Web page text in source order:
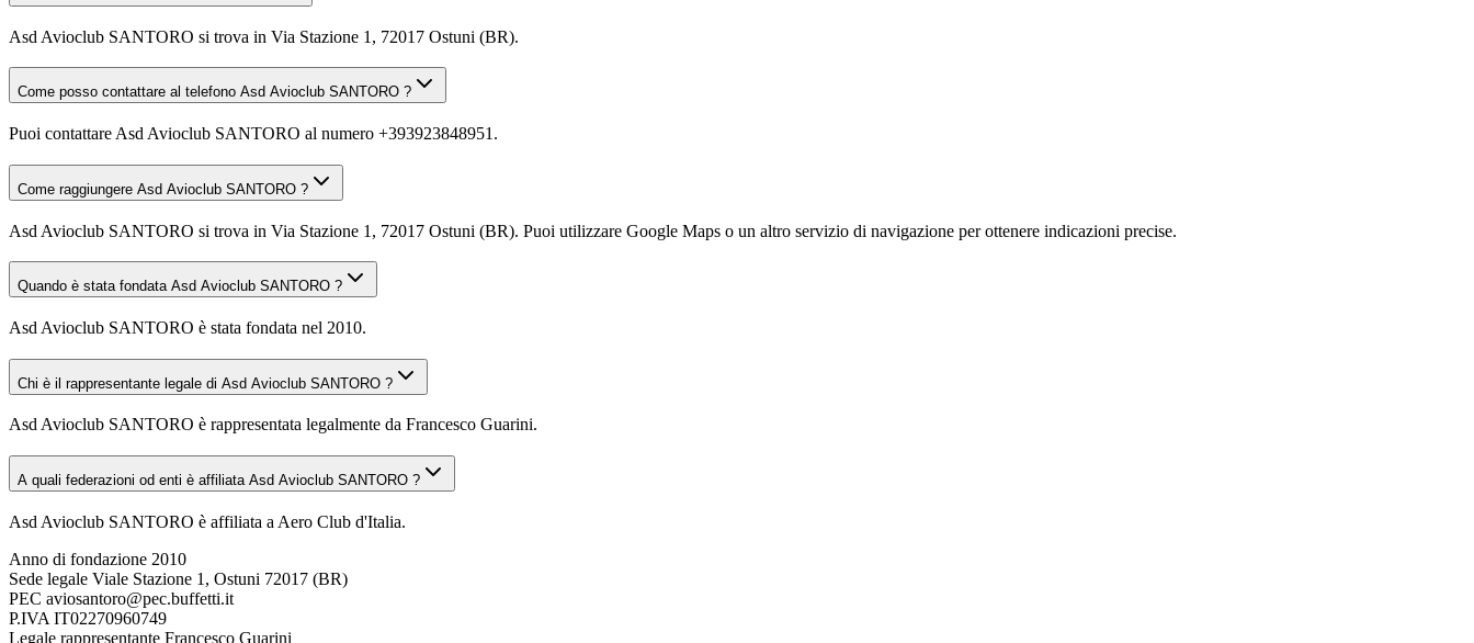
Asd Avioclub SANTORO si trova in Via Stazione 1, 72017 Ostuni (BR).
Come posso contattare al telefono Asd Avioclub SANTORO ?
Puoi contattare Asd Avioclub SANTORO al numero +393923848951.
Come raggiungere Asd Avioclub SANTORO ?
Asd Avioclub SANTORO si trova in Via Stazione 1, 72017 Ostuni (BR). Puoi utilizzare Google Maps o un altro servizio di navigazione per ottenere indicazioni precise.
Quando è stata fondata Asd Avioclub SANTORO ?
Asd Avioclub SANTORO è stata fondata nel 2010.
Chi è il rappresentante legale di Asd Avioclub SANTORO ?
Asd Avioclub SANTORO è rappresentata legalmente da Francesco Guarini.
A quali federazioni od enti è affiliata Asd Avioclub SANTORO ?
Asd Avioclub SANTORO è affiliata a Aero Club d'Italia.
Anno di fondazione 2010
Sede legale Viale Stazione 1, Ostuni 72017 (BR)
PEC aviosantoro@pec.buffetti.it
P.IVA IT02270960749
Legale rappresentante Francesco Guarini